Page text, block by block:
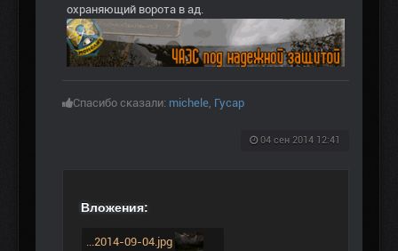
охраняющий ворота в ад.
Спасибо сказали: michele Гусар
04 сен 2014 12:41
Вложения:
...2014-09-04.jpg